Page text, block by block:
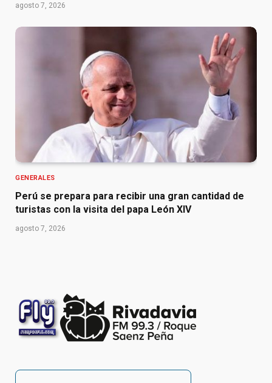
agosto 7, 2026
GENERALES
Perú se prepara para recibir una gran cantidad de
turistas con la visita del papa León XIV
agosto 7, 2026